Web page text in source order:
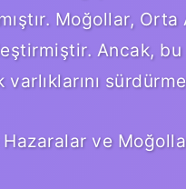
Moğollar,
Ancak,
ve